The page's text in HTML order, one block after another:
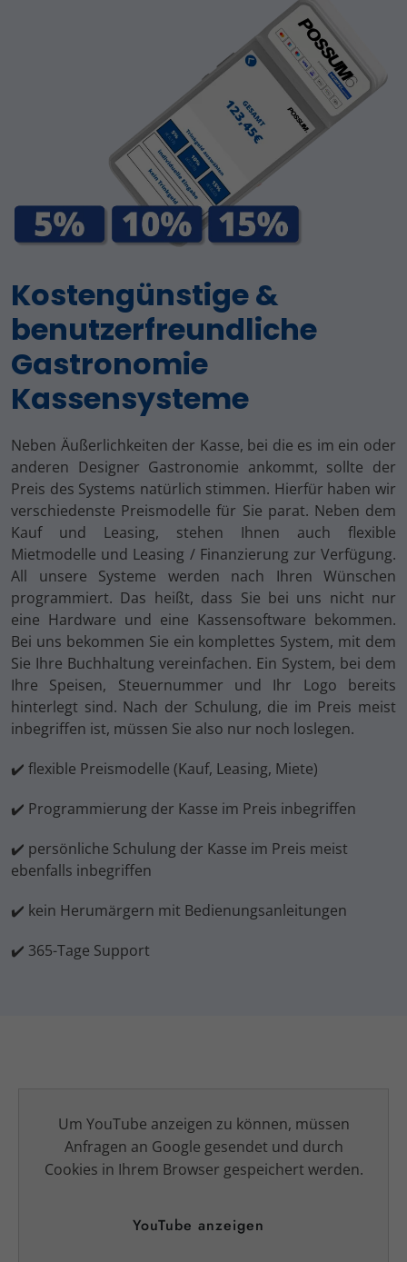
Kostengünstige &
benutzerfreundliche
Gastronomie
Kassensysteme
Neben Äußerlichkeiten der Kasse, bei die es im ein oder
anderen Designer Gastronomie ankommt, sollte der
Preis des Systems natürlich stimmen. Hierfür haben wir
verschiedenste Preismodelle für Sie parat. Neben dem
Kauf und Leasing, stehen Ihnen auch flexible
Mietmodelle und Leasing / Finanzierung zur Verfügung.
All unsere Systeme werden nach Ihren Wünschen
programmiert. Das heißt, dass Sie bei uns nicht nur
eine Hardware und eine Kassensoftware bekommen.
Bei uns bekommen Sie ein komplettes System, mit dem
Sie Ihre Buchhaltung vereinfachen. Ein System, bei dem
Ihre Speisen, Steuernummer und Ihr Logo bereits
hinterlegt sind. Nach der Schulung, die im Preis meist
inbegriffen ist, müssen Sie also nur noch loslegen.
✔️ flexible Preismodelle (Kauf, Leasing, Miete)
✔️ Programmierung der Kasse im Preis inbegriffen
✔️ persönliche Schulung der Kasse im Preis meist
ebenfalls inbegriffen
✔️ kein Herumärgern mit Bedienungsanleitungen
✔️ 365-Tage Support
Um YouTube anzeigen zu können, müssen
Anfragen an Google gesendet und durch
Cookies in Ihrem Browser gespeichert werden.